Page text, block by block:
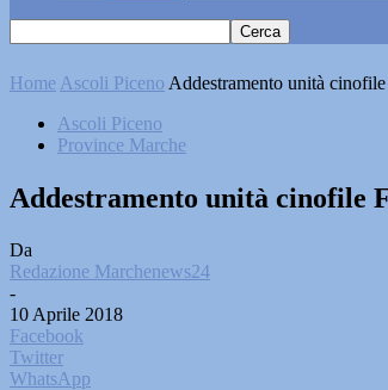
Home Ascoli Piceno Addestramento unità
Ascoli Piceno
Province Marche
Addestramento unità cinofile
Da
Redazione Marchenews24
-
10 Aprile 2018
Facebook
Twitter
WhatsApp